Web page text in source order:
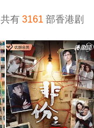
共有3161 部香港剧